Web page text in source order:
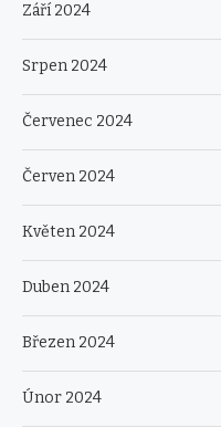
Září 2024
Srpen 2024
Červenec 2024
Červen 2024
Květen 2024
Duben 2024
Březen 2024
Únor 2024